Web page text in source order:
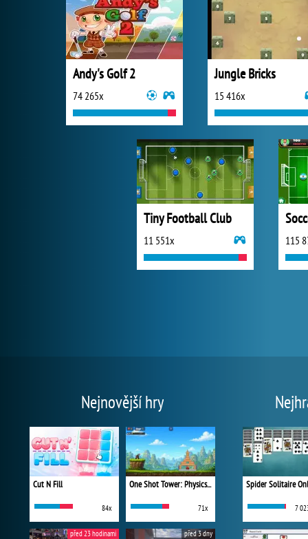
Andy's Golf 2
74 265x
Jungle Bricks
15 416x
Tiny Football Club
11 551x 115
Nejnovější hry
Cut N Fill
84x
One Shot Tower: Physics Destroyer
71x
před 23 hodinami před 3 dny
Spider Solitaire
7